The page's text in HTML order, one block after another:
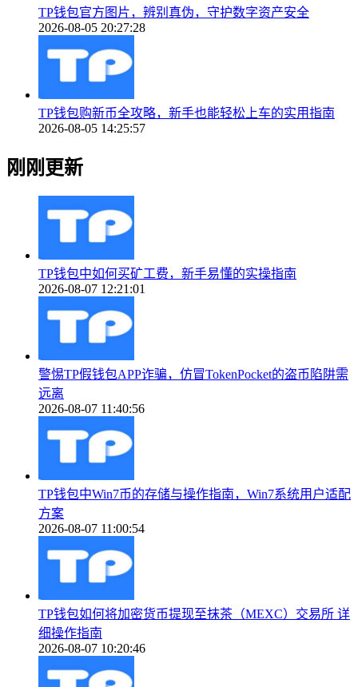
TP钱包官方图片，辨别真伪，守护数字资产安全
2026-08-05 20:27:28
TP钱包购新币全攻略，新手也能轻松上车的实用指南
2026-08-05 14:25:57
刚刚更新
TP钱包中如何买矿工费，新手易懂的实操指南
2026-08-07 12:21:01
警惕TP假钱包APP诈骗，仿冒TokenPocket的盗币陷阱需
远离
2026-08-07 11:40:56
TP钱包中Win7币的存储与操作指南，Win7系统用户适配
方案
2026-08-07 11:00:54
TP钱包如何将加密货币提现至抹茶（MEXC）交易所 详
细操作指南
2026-08-07 10:20:46